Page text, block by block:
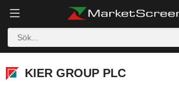
KIER GROUP PLC
KIER GROUP PLC